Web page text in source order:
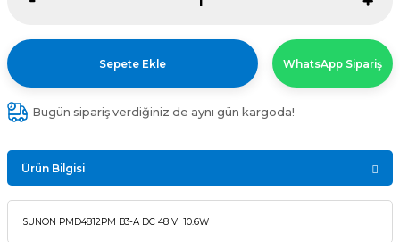
Sepete Ekle WhatsApp Sipariş
Bugün sipariş verdiğiniz de aynı gün kargoda!
Ürün Bilgisi
SUNON PMD4812PM B3-A DC 48 V 10.6W